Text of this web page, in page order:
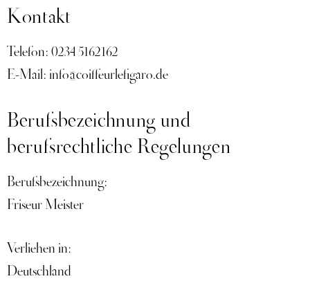
Kontakt
Telefon: 0234 5162162
E-Mail: info@coiffeurlefigaro.de
Berufsbezeichnung und
berufsrechtliche Regelungen
Berufsbezeichnung:
Friseur Meister
Verliehen in:
Deutschland